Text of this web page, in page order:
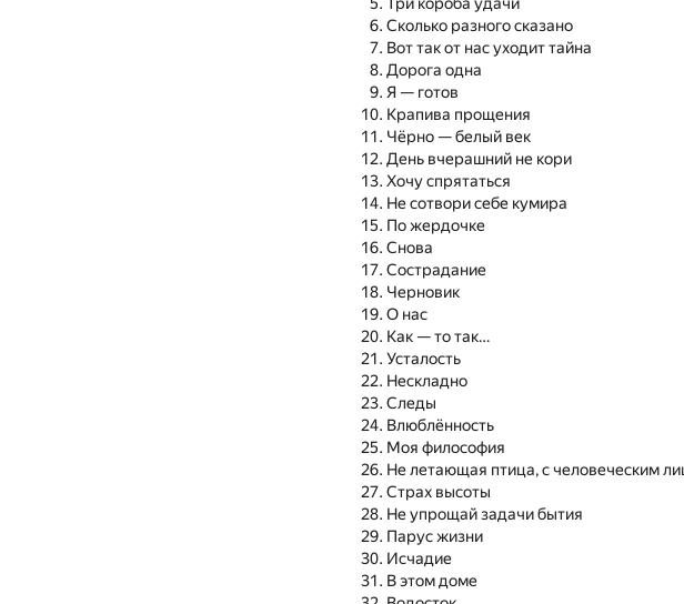
Три короба удачи
Сколько разного сказано
Вот так от нас уходит тайна
Дорога одна
Я — готов
Крапива прощения
Чёрно — белый век
День вчерашний не кори
Хочу спрятаться
Не сотвори себе кумира
По жердочке
Снова
Сострадание
Черновик
О нас
Как — то так…
Усталость
Нескладно
Следы
Влюблённость
Моя философия
Не летающая птица, с человеческим
Страх высоты
Не упрощай задачи бытия
Парус жизни
Исчадие
В этом доме